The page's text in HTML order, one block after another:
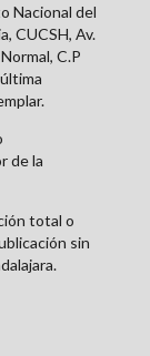
Nacional del
CUCSH, Av.
C.P
de la
total o
sin